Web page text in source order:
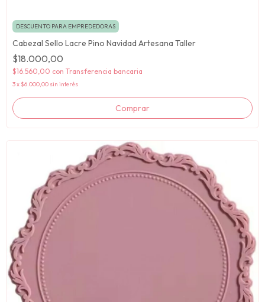
DESCUENTO PARA EMPREDEDORAS
Cabezal Sello Lacre Pino Navidad Artesana Taller
$18.000,00
$16.560,00 con Transferencia bancaria
3x $6.000,00 sin interés